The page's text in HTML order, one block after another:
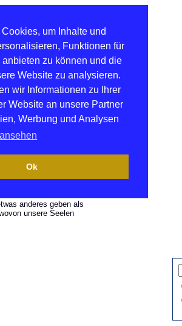
um Inhalte und
Funktionen für
zu können und die
Website zu analysieren.
wir Informationen zu Ihrer
Website an unsere Partner
Werbung und Analysen
Ok
anderes geben als
unsere Seelen